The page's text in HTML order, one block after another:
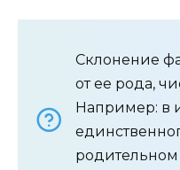
Склонение
от ее рода,
Например: в